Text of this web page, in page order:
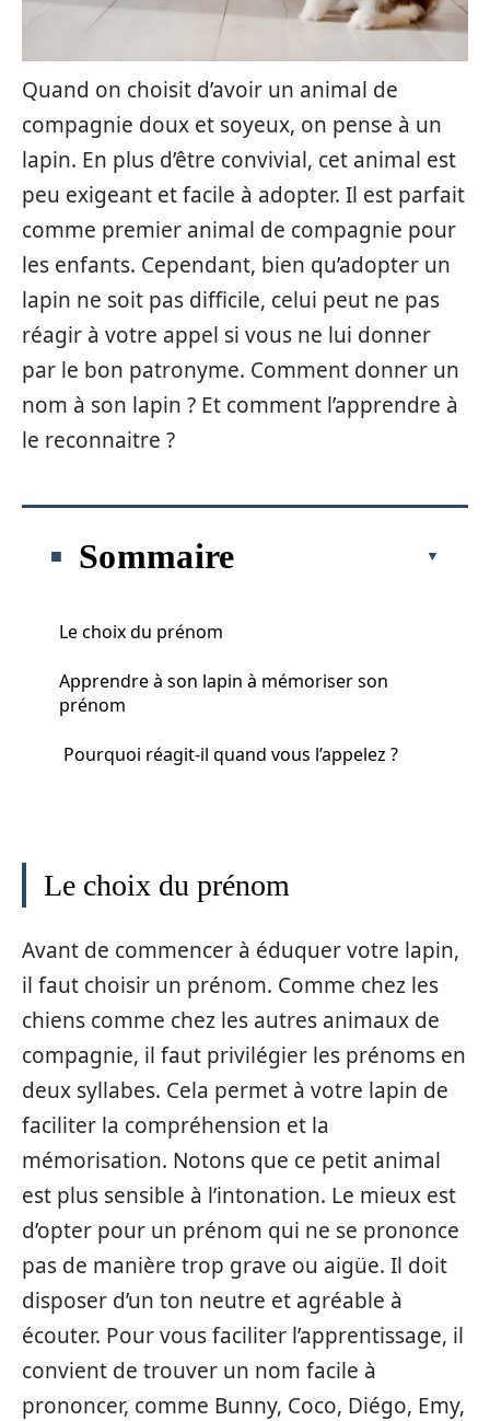
Quand on choisit d’avoir un animal de
compagnie doux et soyeux, on pense à un
lapin. En plus d’être convivial, cet animal est
peu exigeant et facile à adopter. Il est parfait
comme premier animal de compagnie pour
les enfants. Cependant, bien qu’adopter un
lapin ne soit pas difficile, celui peut ne pas
réagir à votre appel si vous ne lui donner
par le bon patronyme. Comment donner un
nom à son lapin ? Et comment l’apprendre à
le reconnaitre ?
Sommaire
Le choix du prénom
Apprendre à son lapin à mémoriser son
prénom
Pourquoi réagit-il quand vous l’appelez ?
Le choix du prénom
Avant de commencer à éduquer votre lapin,
il faut choisir un prénom. Comme chez les
chiens comme chez les autres animaux de
compagnie, il faut privilégier les prénoms en
deux syllabes. Cela permet à votre lapin de
faciliter la compréhension et la
mémorisation. Notons que ce petit animal
est plus sensible à l’intonation. Le mieux est
d’opter pour un prénom qui ne se prononce
pas de manière trop grave ou aigüe. Il doit
disposer d’un ton neutre et agréable à
écouter. Pour vous faciliter l’apprentissage, il
convient de trouver un nom facile à
prononcer, comme Bunny, Coco, Diégo, Emy,